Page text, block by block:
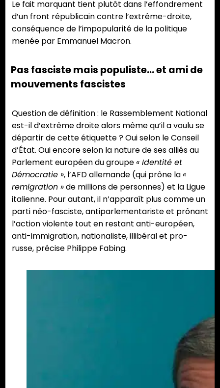
Le fait marquant tient plutôt dans l’effondrement
d’un front républicain contre l’extrême-droite,
conséquence de l’impopularité de la politique
menée par Emmanuel Macron.
Pas fasciste mais populiste… et ami de
mouvements fascistes
Question de définition : le Rassemblement National
est-il d’extrême droite alors même qu’il a voulu se
départir de cette étiquette ? Oui selon le Conseil
d’État. Oui encore selon la nature de ses alliés au
Parlement européen du groupe« Identité et
Démocratie », l’AFD allemande (qui prône la«
remigration »de millions de personnes) et la Ligue
italienne. Pour autant, il n’apparaît plus comme un
parti néo-fasciste, antiparlementariste et prônant
l’action violente tout en restant anti-européen,
anti-immigration, nationaliste, illibéral et pro-
russe, précise Philippe Fabing.